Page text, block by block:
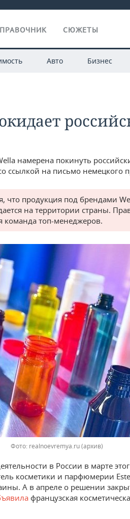
СЮЖЕТЫ
Авто Бизнес
намерена покинуть
ссылкой на письмо немецкого
что продукция под брендами
на территории страны.
команда топ-менеджеров.
Фото: realnoevremya.ru (архив)
в России в марте
косметики и парфюмерии
А в апреле о решении
французская